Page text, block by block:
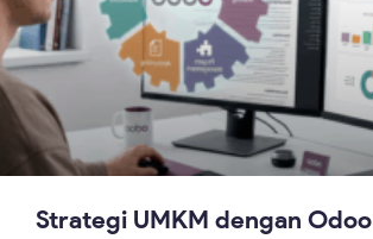
Strategi UMKM dengan Odoo